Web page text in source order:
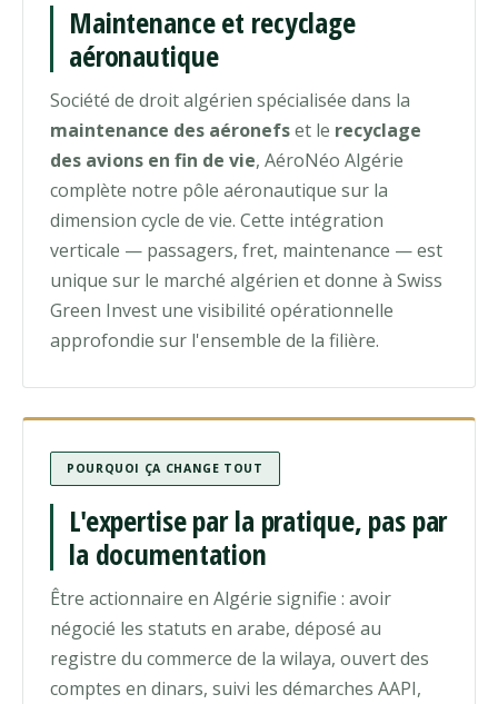
Maintenance et recyclage
aéronautique
Société de droit algérien spécialisée dans la
maintenance des aéronefset le recyclage
des avions en fin de vie, AéroNéo Algérie
complète notre pôle aéronautique sur la
dimension cycle de vie. Cette intégration
verticale — passagers, fret, maintenance — est
unique sur le marché algérien et donne à Swiss
Green Invest une visibilité opérationnelle
approfondie sur l'ensemble de la filière.
POURQUOI ÇA CHANGE TOUT
L'expertise par la pratique, pas par
la documentation
Être actionnaire en Algérie signifie : avoir
négocié les statuts en arabe, déposé au
registre du commerce de la wilaya, ouvert des
comptes en dinars, suivi les démarches AAPI,